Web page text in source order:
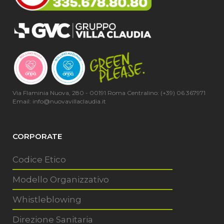
Via Flaminia Nuova, 280 - 00191 Roma Centralino: (+39) 06 367971
Email: info@nuovavillaclaudia.it
CORPORATE
Codice Etico
Modello Organizzativo
Whistleblowing
Direzione Sanitaria